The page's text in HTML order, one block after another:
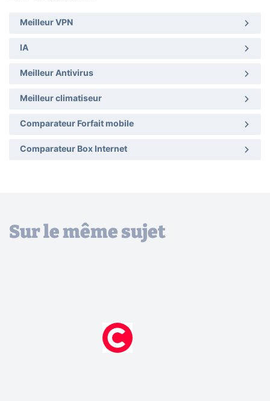
Meilleur VPN
IA
Meilleur Antivirus
Meilleur climatiseur
Comparateur Forfait mobile
Comparateur Box Internet
Sur le même sujet